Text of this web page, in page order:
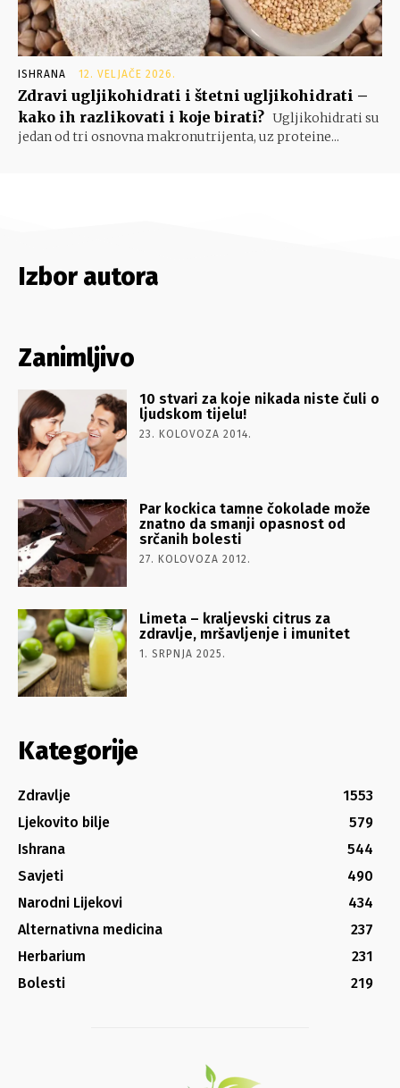
ISHRANA 12. VELJAČE 2026.
Zdravi ugljikohidrati i štetni ugljikohidrati –
kako ih razlikovati i koje birati? Ugljikohidrati su
jedan od tri osnovna makronutrijenta, uz proteine...
Izbor autora
Zanimljivo
10 stvari za koje nikada niste čuli o
ljudskom tijelu!
23. KOLOVOZA 2014.
Par kockica tamne čokolade može
znatno da smanji opasnost od
srčanih bolesti
27. KOLOVOZA 2012.
Limeta – kraljevski citrus za
zdravlje, mršavljenje i imunitet
1. SRPNJA 2025.
Kategorije
Zdravlje
1553
Ljekovito bilje
579
Ishrana
544
Savjeti
490
Narodni Lijekovi
434
Alternativna medicina
237
Herbarium
231
Bolesti
219